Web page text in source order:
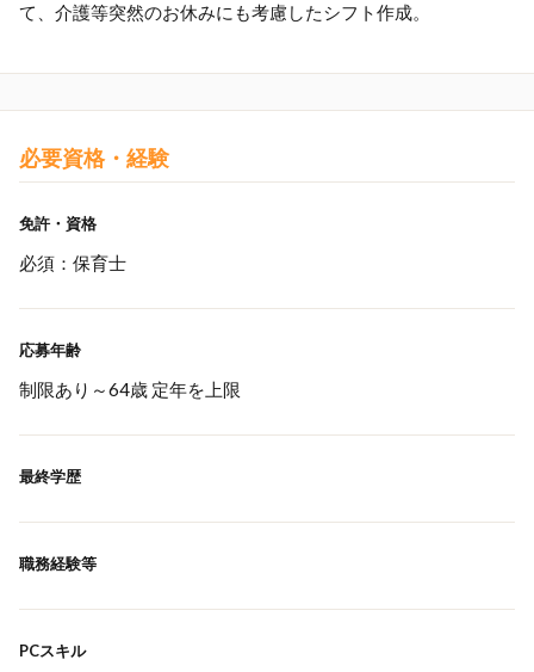
て、介護等突然のお休みにも考慮したシフト作成。
必要資格・経験
免許・資格
必須：保育士
応募年齢
制限あり～64歳 定年を上限
最終学歴
職務経験等
PCスキル